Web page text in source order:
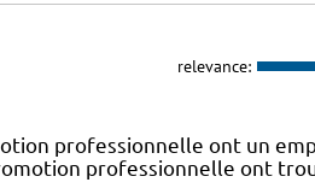
relevance:
professionnelle ont un
professionnelle ont